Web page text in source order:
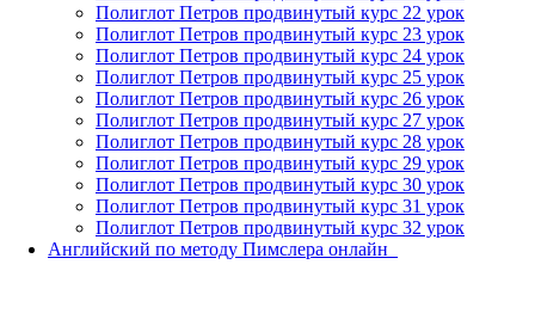
Полиглот Петров продвинутый курс 22 урок
Полиглот Петров продвинутый курс 23 урок
Полиглот Петров продвинутый курс 24 урок
Полиглот Петров продвинутый курс 25 урок
Полиглот Петров продвинутый курс 26 урок
Полиглот Петров продвинутый курс 27 урок
Полиглот Петров продвинутый курс 28 урок
Полиглот Петров продвинутый курс 29 урок
Полиглот Петров продвинутый курс 30 урок
Полиглот Петров продвинутый курс 31 урок
Полиглот Петров продвинутый курс 32 урок
Английский по методу Пимслера онлайн_